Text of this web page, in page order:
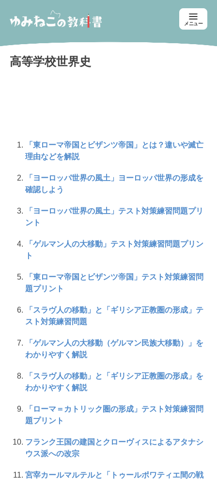
メニュー
高等学校世界史
「東ローマ帝国とビザンツ帝国」とは？違いや滅亡
理由などを解説
「ヨーロッパ世界の風土」ヨーロッパ世界の形成を
確認しよう
「ヨーロッパ世界の風土」テスト対策練習問題プリ
ント
「ゲルマン人の大移動」テスト対策練習問題プリン
ト
「東ローマ帝国とビザンツ帝国」テスト対策練習問
題プリント
「スラヴ人の移動」と「ギリシア正教圏の形成」テ
スト対策練習問題
「ゲルマン人の大移動（ゲルマン民族大移動）」を
わかりやすく解説
「スラヴ人の移動」と「ギリシア正教圏の形成」を
わかりやすく解説
「ローマ＝カトリック圏の形成」テスト対策練習問
題プリント
フランク王国の建国とクローヴィスによるアタナシ
ウス派への改宗
宮宰カールマルテルと「トゥールポワティエ間の戦